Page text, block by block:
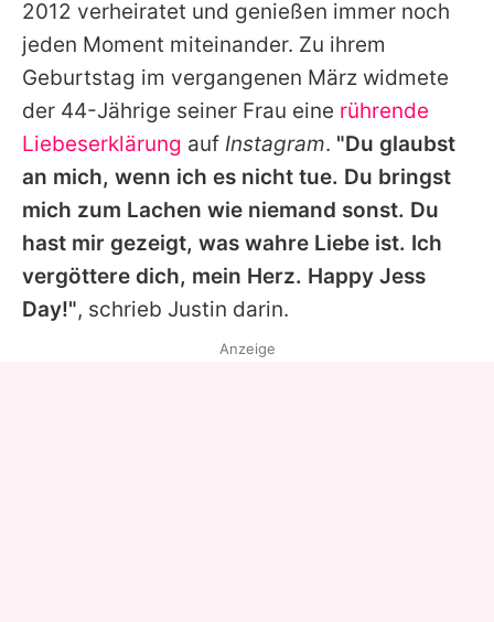
2012 verheiratet und genießen immer noch
jeden Moment miteinander. Zu ihrem
Geburtstag im vergangenen März widmete
der 44-Jährige seiner Frau eine rührende
Liebeserklärung auf Instagram. "Du glaubst
an mich, wenn ich es nicht tue. Du bringst
mich zum Lachen wie niemand sonst. Du
hast mir gezeigt, was wahre Liebe ist. Ich
vergöttere dich, mein Herz. Happy Jess
Day!", schrieb Justin darin.
Anzeige